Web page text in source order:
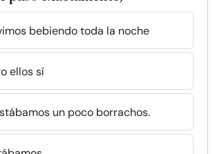
bebiendo toda la noche
ellos sí
un poco borrachos.